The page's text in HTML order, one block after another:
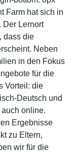
Farm hat sich in
Der Lernort
dass die
Neben
in den Fokus
für die
Vorteil: die
Deutsch und
online.
Ergebnisse
zu Eltern,
wir für die